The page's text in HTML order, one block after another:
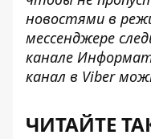
новостями в
мессенджере
канале
канал в Viber
ЧИТАЙТЕ